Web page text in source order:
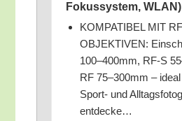
Fokus­sys­tem,
KOMPATIBEL MIT
OBJEKTIVEN:
100–400mm, RF‑S
RF 75–300mm –
Sport- und
entdecke…